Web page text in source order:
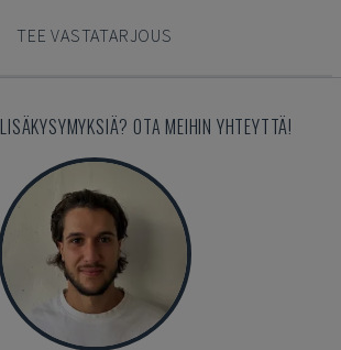
TEE VASTATARJOUS
OTA MEIHIN YHTEYTTÄ!